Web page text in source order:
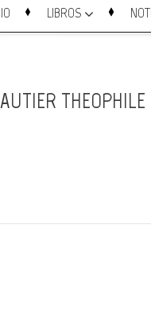
LIBROS
THEOPHILE